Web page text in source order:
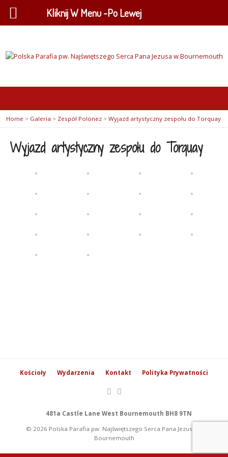
Home > Galeria > Zespół Polonez > Wyjazd artystyczny zespołu do Torquay
Wyjazd artystyczny zespołu do Torquay
Kościoły Wydarzenia Kontakt Polityka Prywatności
481a Castle Lane West Bournemouth BH8 9TN
© 2026 Polska Parafia pw. Najświętszego Serca Pana Jezusa w
Bournemouth
Kliknij W Menu -Po Lewej